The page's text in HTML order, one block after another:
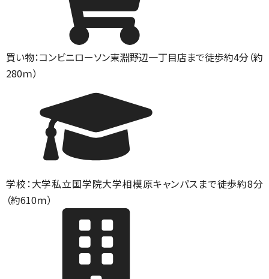
買い物：コンビニローソン東淵野辺一丁目店まで徒歩約4分（約
280ｍ）
学校：大学私立国学院大学相模原キャンパスまで徒歩約8分
（約610ｍ）